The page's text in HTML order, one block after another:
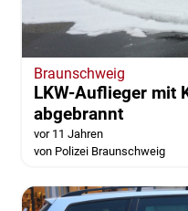
Braunschweig
LKW-Auflieger mit
abgebrannt
vor 11 Jahren
von Polizei Braunschweig